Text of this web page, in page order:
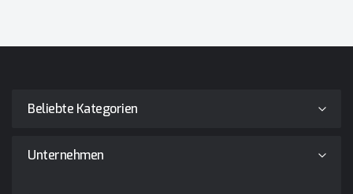
Beliebte Kategorien
Unternehmen